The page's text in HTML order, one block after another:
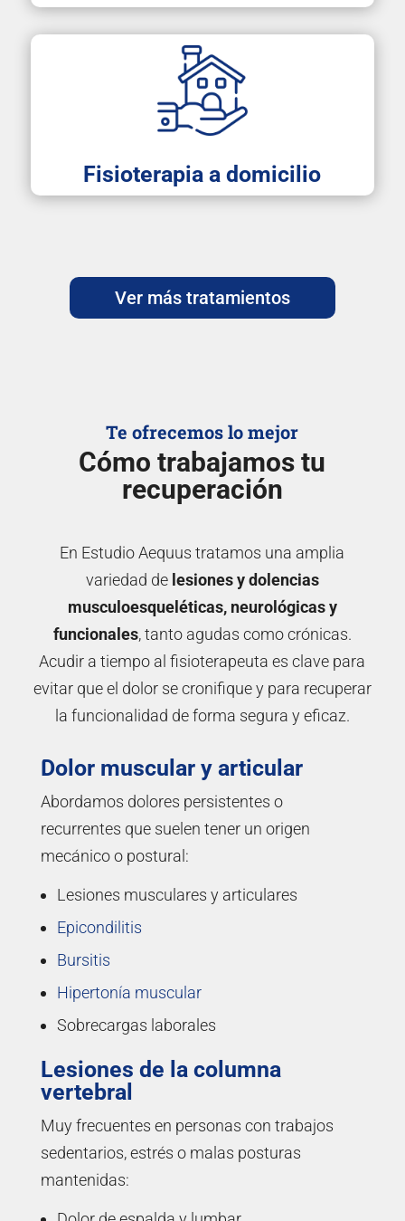
Fisioterapia a domicilio
Ver más tratamientos
Te ofrecemos lo mejor
Cómo trabajamos tu
recuperación
En Estudio Aequus tratamos una amplia
variedad de lesiones y dolencias
musculoesqueléticas, neurológicas y
funcionales, tanto agudas como crónicas.
Acudir a tiempo al fisioterapeuta es clave para
evitar que el dolor se cronifique y para recuperar
la funcionalidad de forma segura y eficaz.
Dolor muscular y articular
Abordamos dolores persistentes o
recurrentes que suelen tener un origen
mecánico o postural:
Lesiones musculares y articulares
Epicondilitis
Bursitis
Hipertonía muscular
Sobrecargas laborales
Lesiones de la columna
vertebral
Muy frecuentes en personas con trabajos
sedentarios, estrés o malas posturas
mantenidas: